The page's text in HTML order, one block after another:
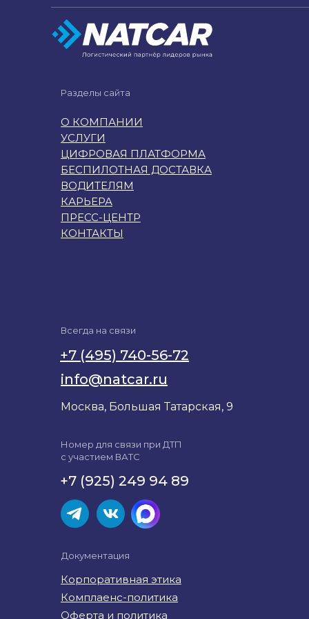
Разделы сайта
О КОМПАНИИ
УСЛУГИ
ЦИФРОВАЯ ПЛАТФОРМА
БЕСПИЛОТНАЯ ДОСТАВКА
ВОДИТЕЛЯМ
КАРЬЕРА
ПРЕСС-ЦЕНТР
КОНТАКТЫ
Документация
Корпоративная этика
Комплаенс-политика
Оферта и политика
Номер для связи при ДТП
с участием ВАТС
+7 (925) 249 94 89
info@natcar.ru
Москва, Большая Татарская, 9
Всегда на связи
+7 (495) 740-56-72